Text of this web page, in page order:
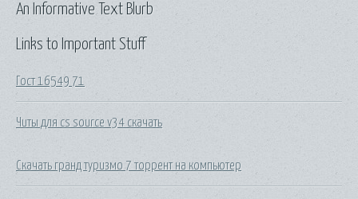
Links to Important Stuff
Гост 16549 71
Читы для cs source v34 скачать
Скачать гранд туризмо 7 торрент на компьютер
An Informative Text Blurb